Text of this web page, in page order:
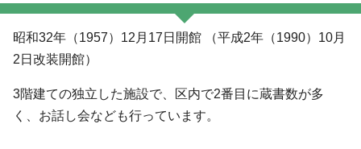
昭和32年（1957）12月17日開館 （平成2年（1990）10月
2日改装開館）
3階建ての独立した施設で、区内で2番目に蔵書数が多
く、お話し会なども行っています。